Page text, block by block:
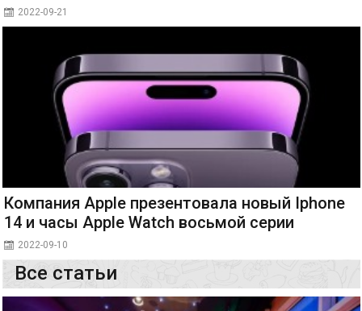
2022-09-21
Компания Apple презентовала новый Iphone
14 и часы Apple Watch восьмой серии
2022-09-10
Все статьи